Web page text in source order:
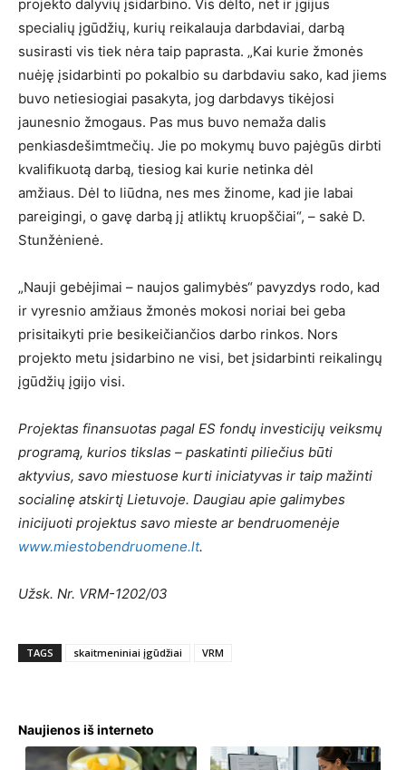
projekto dalyvių įsidarbino. Vis dėlto, net ir įgijus
specialių įgūdžių, kurių reikalauja darbdaviai, darbą
susirasti vis tiek nėra taip paprasta. „Kai kurie žmonės
nuėję įsidarbinti po pokalbio su darbdaviu sako, kad jiems
buvo netiesiogiai pasakyta, jog darbdavys tikėjosi
jaunesnio žmogaus. Pas mus buvo nemaža dalis
penkiasdešimtmečių. Jie po mokymų buvo pajėgūs dirbti
kvalifikuotą darbą, tiesiog kai kurie netinka dėl
amžiaus. Dėl to liūdna, nes mes žinome, kad jie labai
pareigingi, o gavę darbą jį atliktų kruopščiai“, – sakė D.
Stunžėnienė.
„Nauji gebėjimai – naujos galimybės“ pavyzdys rodo, kad
ir vyresnio amžiaus žmonės mokosi noriai bei geba
prisitaikyti prie besikeičiančios darbo rinkos. Nors
projekto metu įsidarbino ne visi, bet įsidarbinti reikalingų
įgūdžių įgijo visi.
Projektas finansuotas pagal ES fondų investicijų veiksmų
programą, kurios tikslas – paskatinti piliečius būti
aktyvius, savo miestuose kurti iniciatyvas ir taip mažinti
socialinę atskirtį Lietuvoje. Daugiau apie galimybes
inicijuoti projektus savo mieste ar bendruomenėje
www.miestobendruomene.lt.
Užsk. Nr. VRM-1202/03
TAGS skaitmeniniai įgūdžiai VRM
Naujienos iš interneto